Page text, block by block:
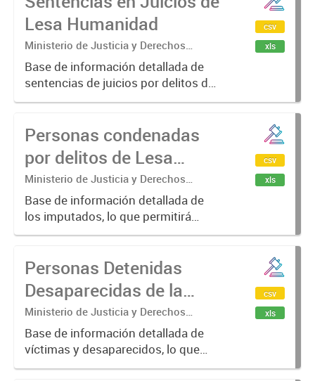
georreferencia.
Lesa Humanidad
Ministerio de Justicia y Derechos
Humanos
Base de información detallada de
sentencias de juicios por delitos de
lesa humanidad, lo que permitirá
violaciones a los derechos
humanos que ocurrieron en la
última...
csv
xls
Personas condenadas
por delitos de Lesa
Humanidad
Ministerio de Justicia y Derechos
Humanos
Base de información detallada de
los imputados, lo que permitirá
comprender el volumen de las
humanos que ocurrieron en la
última dictadura cívico Militar a
partir...
csv
xls
Personas Detenidas
Desaparecidas de la
Provincia de Buenos
Aires
Ministerio de Justicia y Derechos
Humanos
Base de información detallada de
víctimas y desaparecidos, lo que
permitirá comprender el volumen
csv
xls